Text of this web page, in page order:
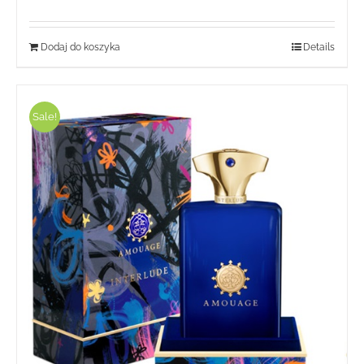
239,00 zł.
79,00 zł.
Dodaj do koszyka Details
Sale!